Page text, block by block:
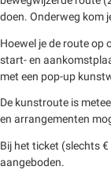
doen. Onderweg kom
Hoewel je de route op
start- en
met een pop-up
De kunstroute is
en arrangementen
Bij het ticket (slechts
aangeboden.